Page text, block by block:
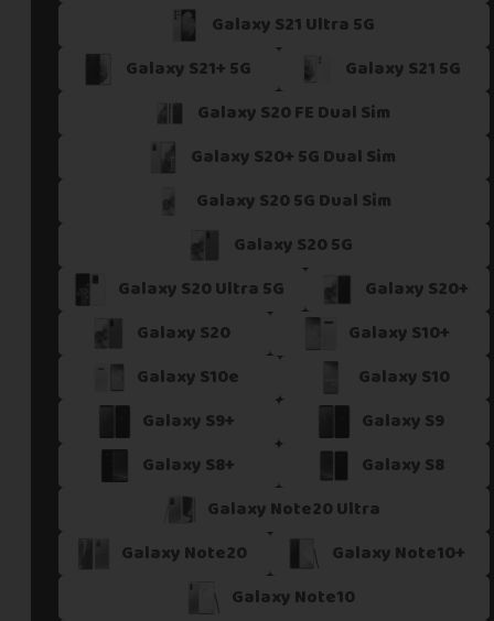
Si vous ne trouvez pas une offre correspondant aux
Vous pouvez éventuellement nous contacter.
Galaxy S21 Ultra 5G
Galaxy S21+ 5G
Galaxy S21 5G
Galaxy S20 FE Dual Sim
Galaxy S20+ 5G Dual Sim
Galaxy S20 5G Dual Sim
Galaxy S20 5G
Galaxy S20 Ultra 5G
Galaxy S20+
Galaxy S20
Galaxy S10+
Galaxy S10e
Galaxy S10
Galaxy S9+
Galaxy S9
Galaxy S8+
Galaxy S8
Galaxy Note20 Ultra
Galaxy Note20
Galaxy Note10+
Galaxy Note10